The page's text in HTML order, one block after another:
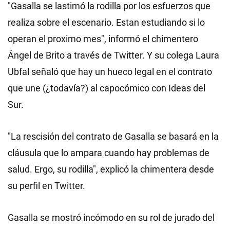
"Gasalla se lastimó la rodilla por los esfuerzos que
realiza sobre el escenario. Estan estudiando si lo
operan el proximo mes", informó el chimentero
Ángel de Brito a través de Twitter. Y su colega Laura
Ubfal señaló que hay un hueco legal en el contrato
que une (¿todavía?) al capocómico con Ideas del
Sur.
"La rescisión del contrato de Gasalla se basará en la
cláusula que lo ampara cuando hay problemas de
salud. Ergo, su rodilla", explicó la chimentera desde
su perfil en Twitter.
Gasalla se mostró incómodo en su rol de jurado del